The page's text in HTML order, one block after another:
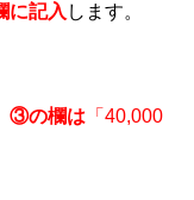
記入 します。
③の欄は 「40,000